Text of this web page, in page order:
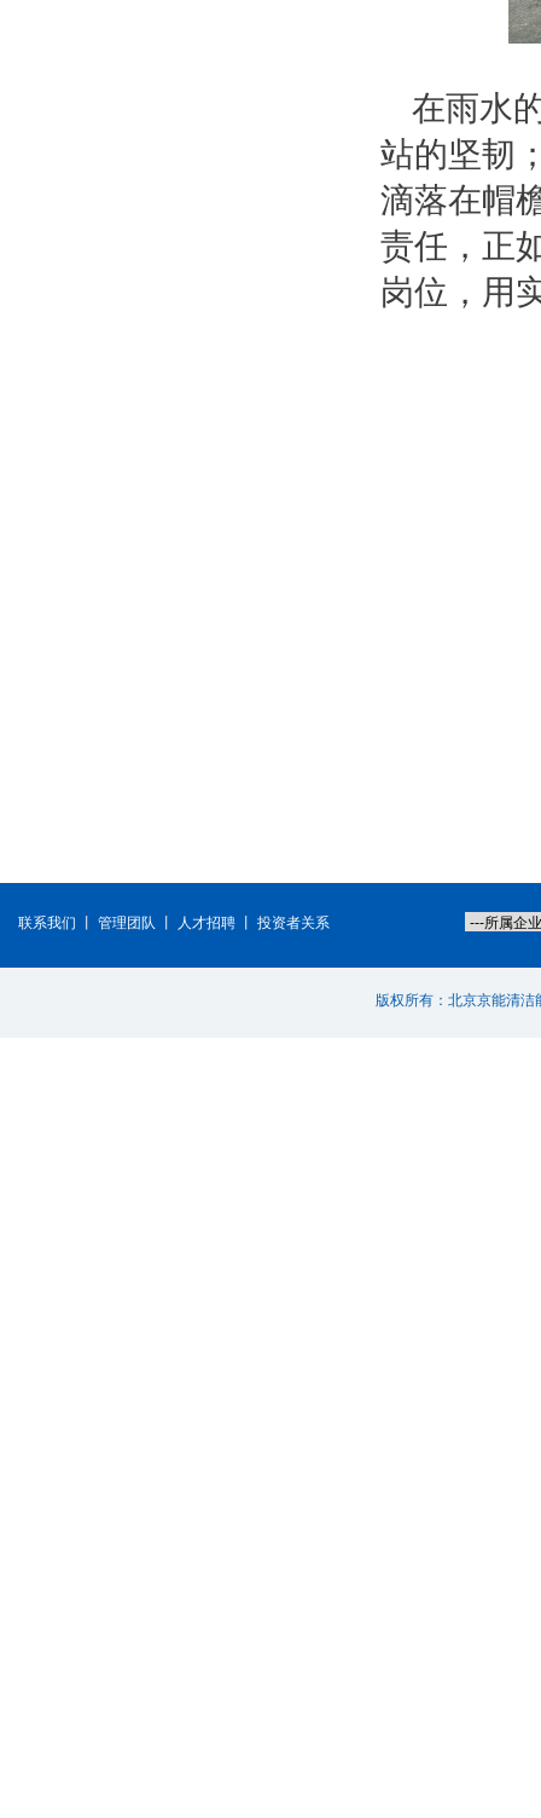
在雨水
站的坚韧
滴落在帽
责任，正
岗位，用
联系我们 管理团队 人才招聘 投资者关系
版权所有：北京京能清